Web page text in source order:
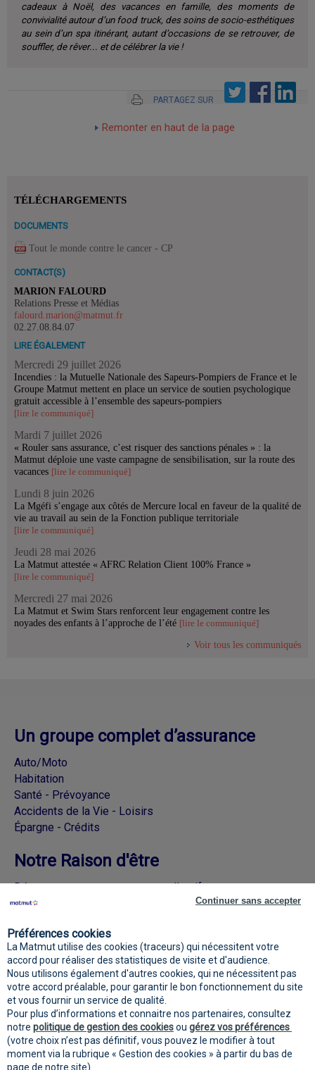
cadeaux à Noël, des vacances en famille, des moments de
convivialité autour d’un food truck, des soins de socio-esthétiques
au sein d’un spa itinérant, autant d’occasions de se retrouver, de
souffler, de rêver... et de célébrer la vie !
PARTAGEZ SUR
Remonter en haut de la page
TÉLÉCHARGEMENTS
DOCUMENTS
Tout le monde contre le cancer - CP
CONTACT(S)
MARION FALOURD
Relations Presse et Médias
falourd.marion@matmut.fr
02.27.08.84.07
LIRE ÉGALEMENT
Mercredi 29 juillet 2026
Incendies : la Mutuelle Nationale des Sapeurs-Pompiers de France et le
Groupe Matmut mettent en place un service de soutien psychologique
gratuit accessible à l’ensemble des sapeurs-pompiers
[lire le communiqué]
Mardi 7 juillet 2026
« Rouler sans assurance, c’est risquer des sanctions pénales » : la
Matmut déploie une vaste campagne de sensibilisation, sur la route des
vacances [lire le communiqué]
Lundi 8 juin 2026
La Mgéfi s’engage aux côtés de Mercure local en faveur de la qualité de
vie au travail au sein de la Fonction publique territoriale
[lire le communiqué]
Jeudi 28 mai 2026
La Matmut attestée « AFRC Relation Client 100% France »
[lire le communiqué]
Mercredi 27 mai 2026
La Matmut et Swim Stars renforcent leur engagement contre les
noyades des enfants à l’approche de l’été [lire le communiqué]
Voir tous les communiqués
Un groupe complet d’assurance
Auto/Moto
Habitation
Santé - Prévoyance
Accidents de la Vie - Loisirs
Épargne - Crédits
Notre Raison d'être
Découvrez nos engagements collectifs
sociaux
Préférences cookies
La Matmut utilise des cookies (traceurs) qui nécessitent votre
accord pour réaliser des statistiques de visite et d'audience.
Nous utilisons également d'autres cookies, qui ne nécessitent pas
votre accord préalable, pour garantir le bon fonctionnement du site
et vous fournir un service de qualité.
Pour plus d’informations et connaitre nos partenaires, consultez
notre politique de gestion des cookiesou gérez vos préférences
(votre choix n’est pas définitif, vous pouvez le modifier à tout
moment via la rubrique « Gestion des cookies » à partir du bas de
page de notre site).
Continuer sans accepter